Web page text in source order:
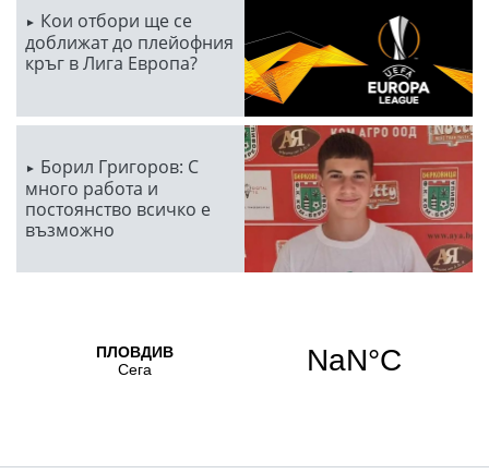
Кои отбори ще се
доближат до плейофния
кръг в Лига Европа?
Борил Григоров: С
много работа и
постоянство всичко е
възможно